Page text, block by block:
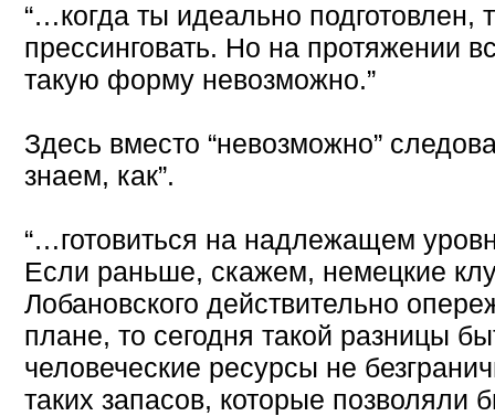
“…когда ты идеально подготовлен,
прессинговать. Но на протяжении
такую форму невозможно.”
Здесь вместо “невозможно”
знаем, как”.
“…готовиться на надлежащем
Если раньше, скажем, немецкие
Лобановского действительно
плане, то сегодня такой разницы
человеческие ресурсы не
таких запасов, которые